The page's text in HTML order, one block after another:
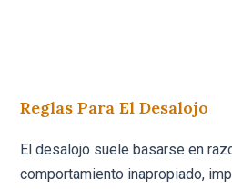
Reglas Para El Desalojo
El desalojo suele basarse en
comportamiento inapropiado,